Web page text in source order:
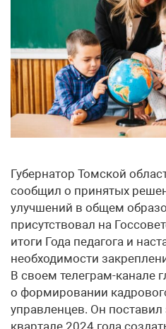
Губернатор Томской
сообщил о принятых
улучшений в общем
присутствовал на
итоги Года педагога и
необходимости
В своем телеграм-канале
о формировании
управленцев. Он
квартале 2024 года